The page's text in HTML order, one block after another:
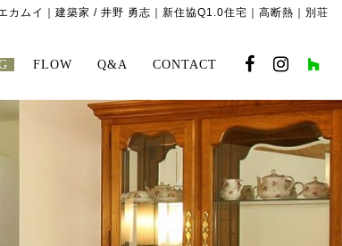
カムイ｜建築家 / 井野 勇志｜新住協Q1.0住宅｜高断熱｜別荘
FLOW Q&A CONTACT